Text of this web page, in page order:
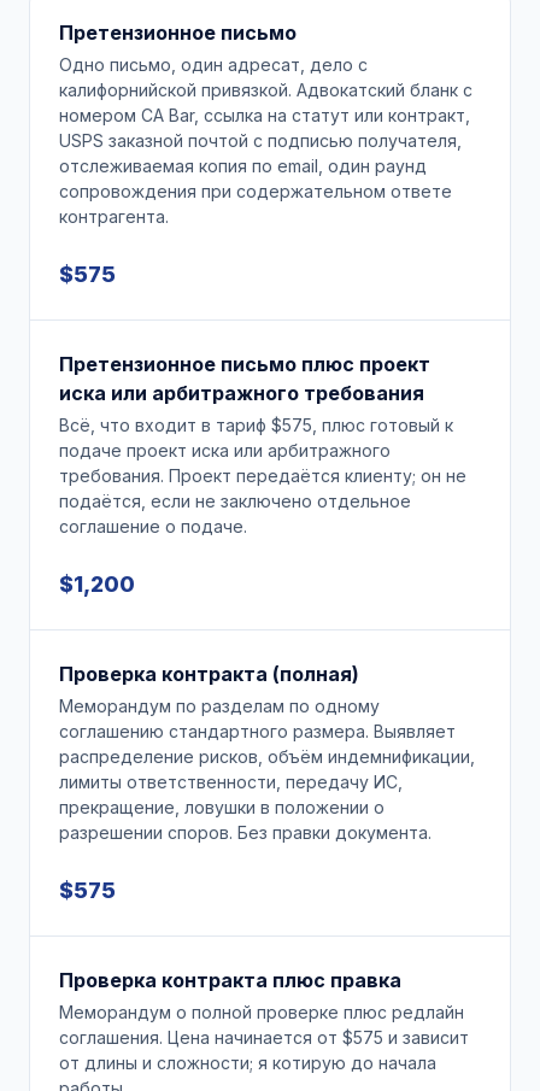
Претензионное письмо
Одно письмо, один адресат, дело с
калифорнийской привязкой. Адвокатский бланк с
номером CA Bar, ссылка на статут или контракт,
USPS заказной почтой с подписью получателя,
отслеживаемая копия по email, один раунд
сопровождения при содержательном ответе
контрагента.
$575
Претензионное письмо плюс проект
иска или арбитражного требования
Всё, что входит в тариф $575, плюс готовый к
подаче проект иска или арбитражного
требования. Проект передаётся клиенту; он не
подаётся, если не заключено отдельное
соглашение о подаче.
$1,200
Проверка контракта (полная)
Меморандум по разделам по одному
соглашению стандартного размера. Выявляет
распределение рисков, объём индемнификации,
лимиты ответственности, передачу ИС,
прекращение, ловушки в положении о
разрешении споров. Без правки документа.
$575
Проверка контракта плюс правка
Меморандум о полной проверке плюс редлайн
соглашения. Цена начинается от $575 и зависит
от длины и сложности; я котирую до начала